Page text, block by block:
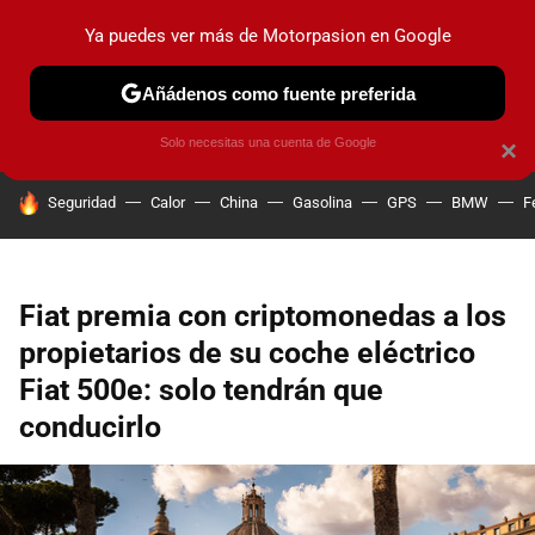
PRUEBAS COCHES ELÉCTRICOS OBSERVATORIO
HOY SE HABLA DE
Seguridad Calor China Gasolina GPS BMW
Fiat premia con criptomonedas a los
propietarios de su coche eléctrico
Fiat 500e: solo tendrán que
conducirlo
×
Ya puedes ver más de Motorpasion en Google
Añádenos como fuente preferida
Solo necesitas una cuenta de Google